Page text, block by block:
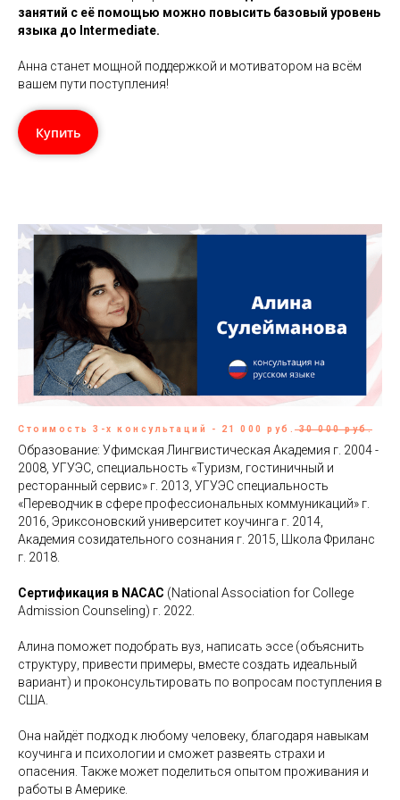
занятий с её помощью можно повысить базовый уровень
языка до Intermediate.
Анна станет мощной поддержкой и мотиватором на всём
вашем пути поступления!
Купить
Стоимость 3-х консультаций - 21 000 руб. 30 000 руб.
Образование: Уфимская Лингвистическая Академия г. 2004 -
2008, УГУЭС, специальность «Туризм, гостиничный и
ресторанный сервис» г. 2013, УГУЭС специальность
«Переводчик в сфере профессиональных коммуникаций» г.
2016, Эриксоновский университет коучинга г. 2014,
Академия созидательного сознания г. 2015, Школа Фриланс
г. 2018.
Сертификация в NACAC (National Association for College
Admission Counseling) г. 2022.
Алина поможет подобрать вуз, написать эссе (объяснить
структуру, привести примеры, вместе создать идеальный
вариант) и проконсультировать по вопросам поступления в
США.
Она найдёт подход к любому человеку, благодаря навыкам
коучинга и психологии и сможет развеять страхи и
опасения. Также может поделиться опытом проживания и
работы в Америке.
Связаться с нами:
+7 (495) 145-32-50
info@studyglobal.ru